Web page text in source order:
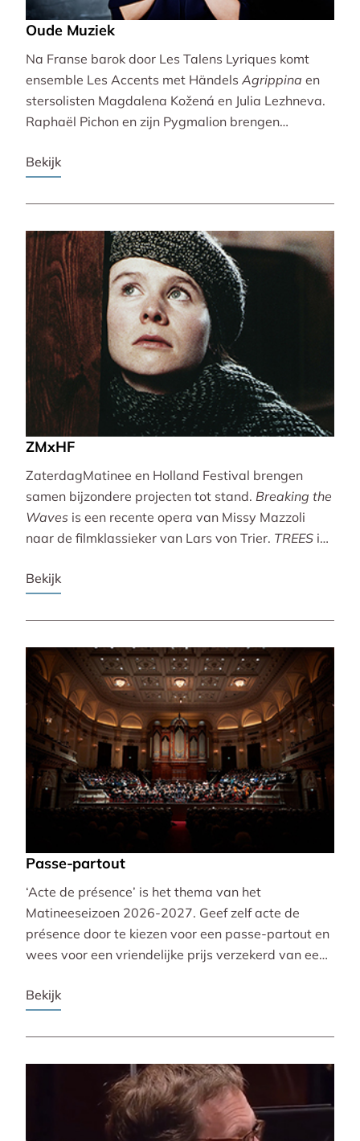
Oude Muziek
Na Franse barok door Les Talens Lyriques komt
ensemble Les Accents met Händels Agrippina en
stersolisten Magdalena Kožená en Julia Lezhneva.
Raphaël Pichon en zijn Pygmalion brengen
Bachvereniging en blokfluitiste Lucie Horsch spelen
Wantenaar, op historische instrumenten! De serie
Andrea Marcon.
Bekijk
ZMxHF
ZaterdagMatinee en Holland Festival brengen
samen bijzondere projecten tot stand. Breaking the
Waves is een recente opera van Missy Mazzoli
naar de filmklassieker van Lars von Trier. TREES is
met live muziek van Caroline Shaw (Pulitzer Prize &
Bekijk
Passe-partout
‘Acte de présence’ is het thema van het
Matineeseizoen 2026-2027. Geef zelf acte de
présence door te kiezen voor een passe-partout en
wees voor een vriendelijke prijs verzekerd van een
Bekijk